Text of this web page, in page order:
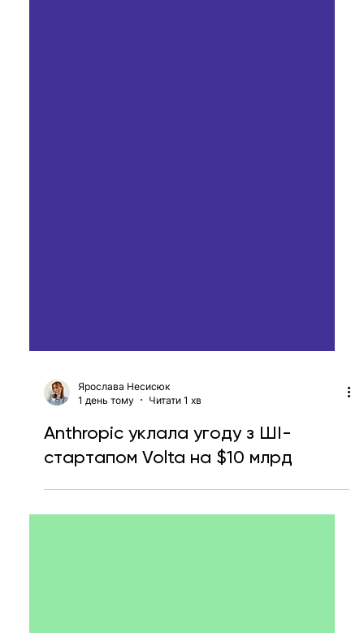
Ярослава Несисюк
1 день тому
Читати 1 хв
Anthropic уклала угоду з ШІ-
стартапом Volta на $10 млрд